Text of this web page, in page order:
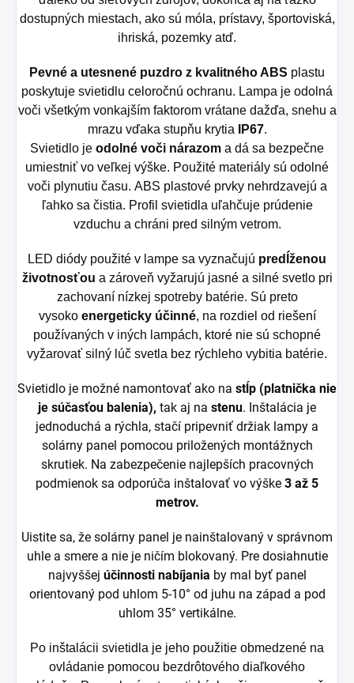
dostupných miestach, ako sú móla, prístavy, športoviská,
ihriská, pozemky atď.
Pevné a utesnené puzdro z kvalitného ABS plastu
poskytuje svietidlu celoročnú ochranu. Lampa je odolná
voči všetkým vonkajším faktorom vrátane dažďa, snehu a
mrazu vďaka stupňu krytia
IP67.
Svietidlo je odolné voči nárazom a dá sa bezpečne
umiestniť vo veľkej výške. Použité materiály sú odolné
voči plynutiu času. ABS plastové prvky nehrdzavejú a
ľahko sa čistia. Profil svietidla uľahčuje prúdenie
vzduchu a chráni pred silným vetrom.
LED diódy použité v lampe sa vyznačujú predĺženou
životnosťou a zároveň vyžarujú jasné a silné svetlo pri
zachovaní nízkej spotreby batérie. Sú preto
vysoko energeticky účinné, na rozdiel od riešení
používaných v iných lampách, ktoré nie sú schopné
vyžarovať silný lúč svetla bez rýchleho vybitia batérie.
Svietidlo je možné namontovať ako na stĺp (platnička nie
je súčasťou balenia), tak aj na stenu. Inštalácia je
jednoduchá a rýchla, stačí pripevniť držiak lampy a
solárny panel pomocou priložených montážnych
skrutiek. Na zabezpečenie najlepších pracovných
podmienok sa odporúča inštalovať vo výške 3 až 5
metrov.
Uistite sa, že solárny panel je nainštalovaný v správnom
uhle a smere a nie je ničím blokovaný. Pre dosiahnutie
najvyššej účinnosti nabíjania by mal byť panel
orientovaný pod uhlom 5-10° od juhu na západ a pod
uhlom 35° vertikálne.
Po inštalácii svietidla je jeho použitie obmedzené na
ovládanie pomocou bezdrôtového diaľkového